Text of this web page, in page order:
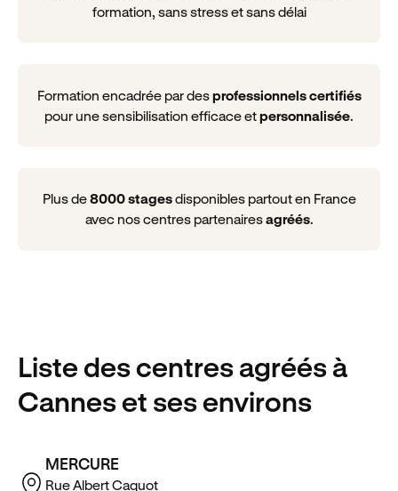
formation, sans stress et sans délai
Formation encadrée par desprofessionnels certifiés
pour une sensibilisation efficace etpersonnalisée.
Plus de8000 stagesdisponibles partout en France
avec nos centres partenairesagréés.
Liste des centres agréésà
Canneset ses environs
MERCURE
Rue Albert Caquot